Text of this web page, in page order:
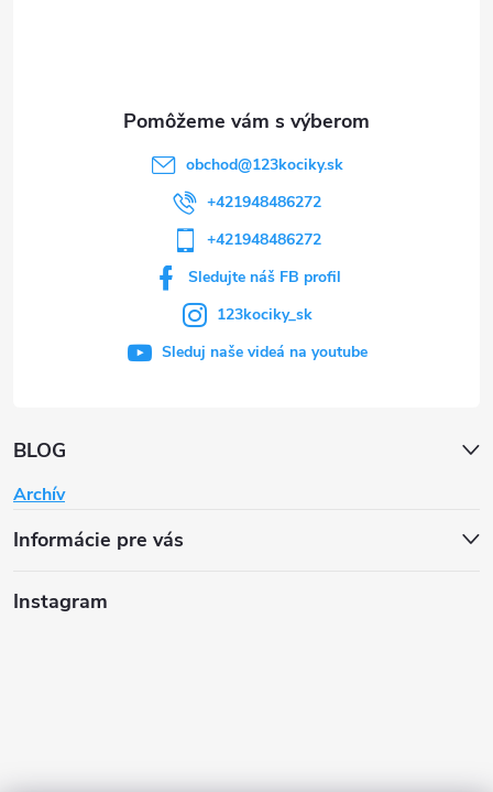
BLOG
Archív
Informácie pre vás
obchod@123kociky.sk
+421948486272
+421948486272
Sledujte náš FB profil
123kociky_sk
Sleduj naše videá na youtube
Instagram